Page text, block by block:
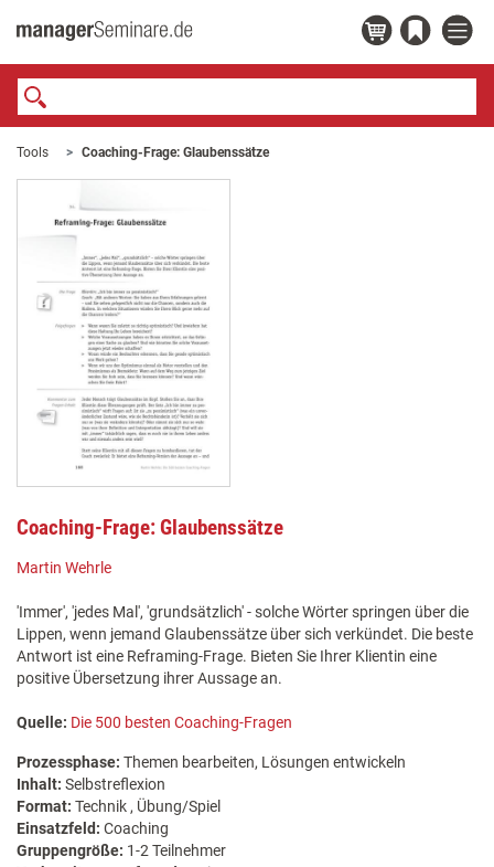
Tools Coaching-Frage: Glaubenssätze
Coaching-Frage: Glaubenssätze
Martin Wehrle
'Immer', 'jedes Mal', 'grundsätzlich' - solche Wörter springen über die
Lippen, wenn jemand Glaubenssätze über sich verkündet. Die beste
Antwort ist eine Reframing-Frage. Bieten Sie Ihrer Klientin eine
positive Übersetzung ihrer Aussage an.
Quelle: Die 500 besten Coaching-Fragen
Prozessphase: Themen bearbeiten, Lösungen entwickeln
Inhalt: Selbstreflexion
Format: Technik , Übung/Spiel
Einsatzfeld: Coaching
Gruppengröße: 1-2 Teilnehmer